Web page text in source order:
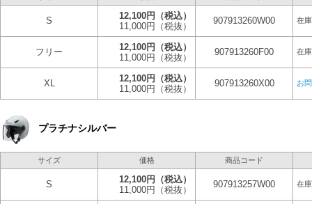
S 12,100円
（税込）
11,000円
（税抜）
907913260W00 在
フリー 12,100円
（税込）
11,000円
（税抜）
907913260F00 在
XL 12,100円
（税込）
11,000円
（税抜）
907913260X00 お
プラチナシルバー
サイズ 価格 商品コード
S 12,100円
（税込）
11,000円
（税抜）
907913257W00 在